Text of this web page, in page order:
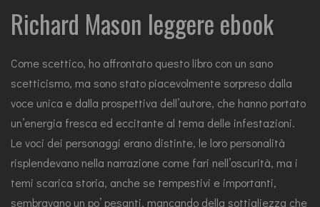
Richard Mason leggere ebook
Come scettico, ho affrontato questo libro con un sano
scetticismo, ma sono stato piacevolmente sorpreso dalla
voce unica e dalla prospettiva dell’autore, che hanno portato
un’energia fresca ed eccitante al tema delle infestazioni.
Le voci dei personaggi erano distinte, le loro personalità
risplendevano nella narrazione come fari nell’oscurità, ma i
temi scarica storia, anche se tempestivi e importanti,
sembravano un po’ pesanti, mancando della sottigliezza che